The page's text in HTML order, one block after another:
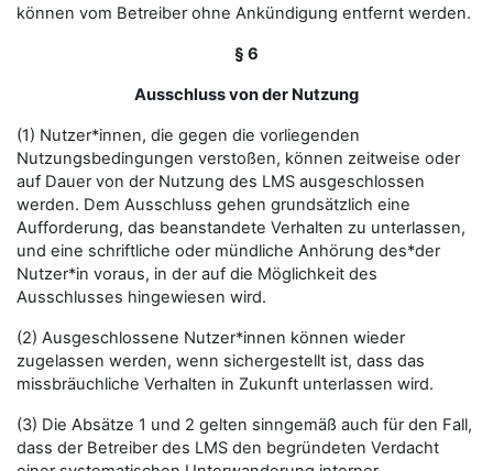
können vom Betreiber ohne Ankündigung entfernt werden.
§ 6
Ausschluss von der Nutzung
(1) Nutzer*innen, die gegen die vorliegenden
Nutzungsbedingungen verstoßen, können zeitweise oder
auf Dauer von der Nutzung des LMS ausgeschlossen
werden. Dem Ausschluss gehen grundsätzlich eine
Aufforderung, das beanstandete Verhalten zu unterlassen,
und eine schriftliche oder mündliche Anhörung des*der
Nutzer*in voraus, in der auf die Möglichkeit des
Ausschlusses hingewiesen wird.
(2) Ausgeschlossene Nutzer*innen können wieder
zugelassen werden, wenn sichergestellt ist, dass das
missbräuchliche Verhalten in Zukunft unterlassen wird.
(3) Die Absätze 1 und 2 gelten sinngemäß auch für den Fall,
dass der Betreiber des LMS den begründeten Verdacht